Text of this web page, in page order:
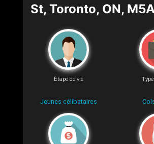
St, Toronto, ON,
Étape de vie
Jeunes célibataires